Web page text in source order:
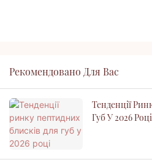
Рекомендовано Для Вас
Тенденції
Губ У 2026 Році